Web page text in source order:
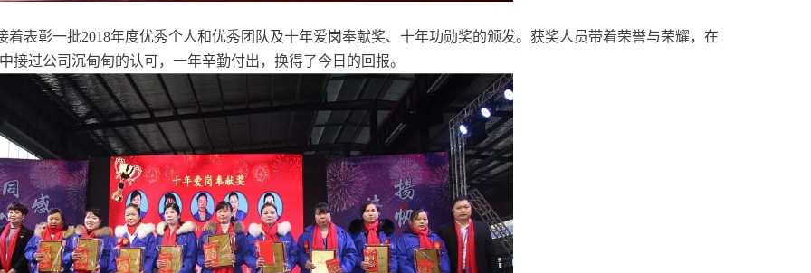
着表彰一批2018年度优秀个人和优秀团队及十年爱岗奉献奖、十年功勋奖的颁发。获奖人员带着荣誉与荣耀，在
接过公司沉甸甸的认可，一年辛勤付出，换得了今日的回报。